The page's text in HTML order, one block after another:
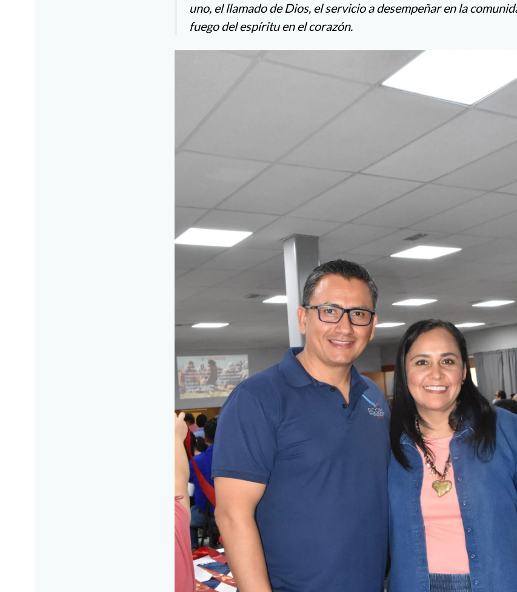
uno, el llamado de Dios, el servicio a desempeñar en la
fuego del espíritu en el corazón.